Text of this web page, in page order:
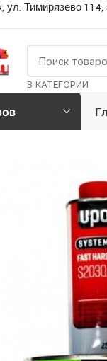
ул. Тимирязево
В КАТЕГОРИИ